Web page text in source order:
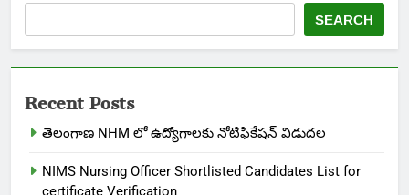
SEARCH
Recent Posts
తెలంగాణ NHM లో ఉద్యోగాలకు నోటిఫికేషన్ విడుదల
NIMS Nursing Officer Shortlisted Candidates List for
certificate Verification